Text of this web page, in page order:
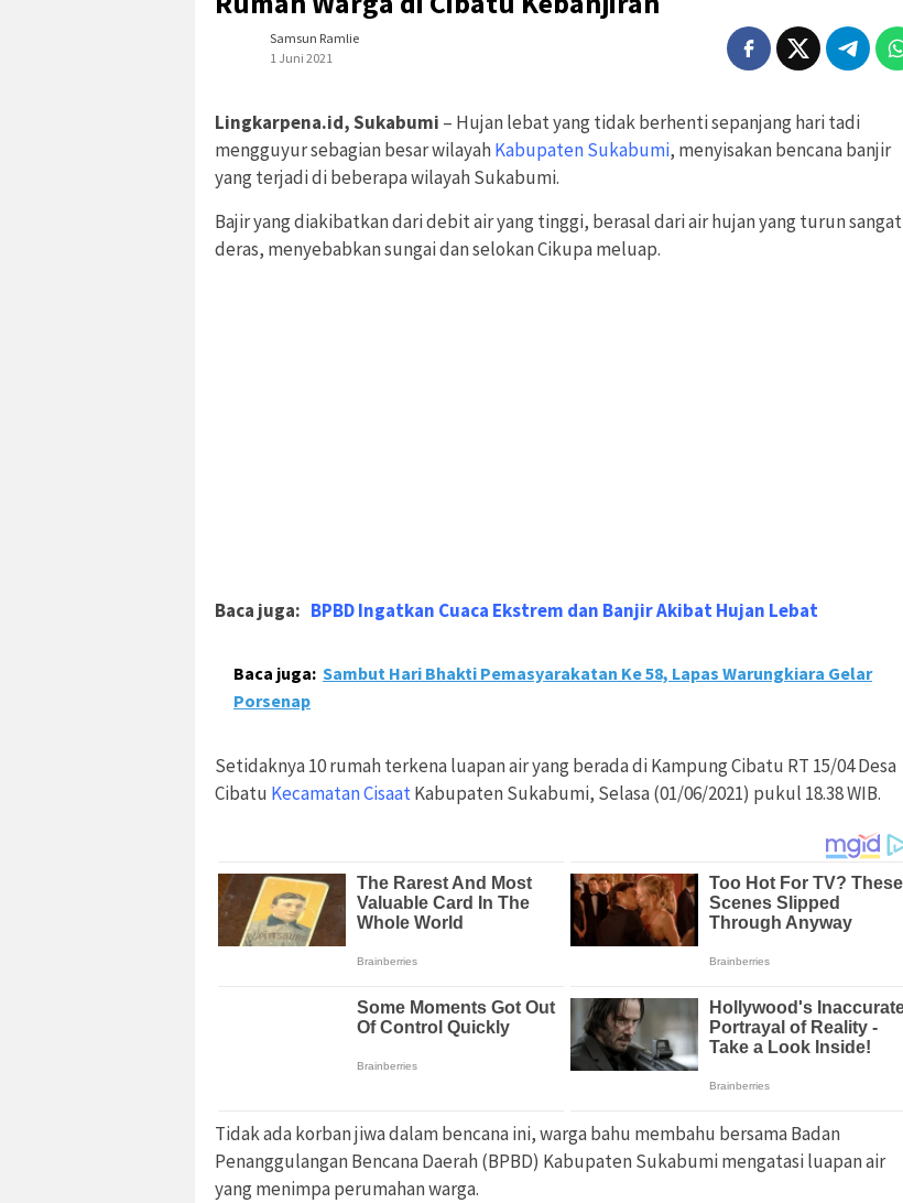
Samsun Ramlie
1 Juni 2021
Lingkarpena.id, Sukabumi – Hujan lebat yang tidak berhenti sepanjang hari tadi
mengguyur sebagian besar wilayahKabupaten Sukabumi, menyisakan bencana banjir
yang terjadi di beberapa wilayah Sukabumi.
Bajir yang diakibatkan dari debit air yang tinggi, berasal dari air hujan yang turun sangat
deras, menyebabkan sungai dan selokan Cikupa meluap.
Baca juga: BPBD Ingatkan Cuaca Ekstrem dan Banjir Akibat Hujan Lebat
Baca juga: Sambut Hari Bhakti Pemasyarakatan Ke 58, Lapas Warungkiara Gelar
Porsenap
Setidaknya 10 rumah terkena luapan air yang berada di Kampung Cibatu RT 15/04 Desa
Cibatu Kecamatan CisaatKabupaten Sukabumi, Selasa (01/06/2021) pukul 18.38 WIB.
Tidak ada korban jiwa dalam bencana ini, warga bahu membahu bersama Badan
Penanggulangan Bencana Daerah (BPBD) Kabupaten Sukabumi mengatasi luapan air
yang menimpa perumahan warga.